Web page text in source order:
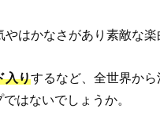
はかなさがあり素敵な楽
入りするなど、全世界か
はないでしょうか。